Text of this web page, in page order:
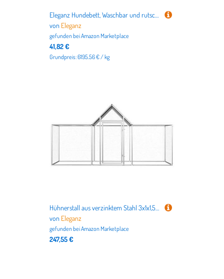
Eleganz Hundebett, Waschbar und rutschfest Hundekissen für Mittelgroße Hunde und Grosse Hunde, 115 x 70 x 12 cm, Hellgrau
von Eleganz
gefunden beiAmazon Marketplace
41,82 €
Grundpreis: 6195.56 € / kg
Hühnerstall aus verzinktem Stahl 3x1x1,5 m - Robustes Gehege für Kleintiere wie Hühner, Kaninchen & Meerschweinchen - Wetterfest & langlebig für Garten oder Hof
von Eleganz
gefunden beiAmazon Marketplace
247,55 €